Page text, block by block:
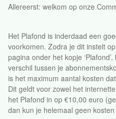
Allereerst: welkom op onze
Het Plafond is inderdaad een
voorkomen. Zodra je dit instelt
pagina onder het kopje
verschil tussen je
is het maximum aantal kosten
Dit geldt voor zowel het
het Plafond in op €10,00 euro
dan kun je helemaal geen